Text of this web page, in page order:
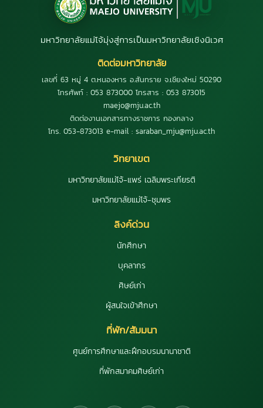
มหาวิทยาลัยแม่โจ้มุ่งสู่การเป็นมหาวิทยาลัยเชิงนิเวศ
ติดต่อมหาวิทยาลัย
เลขที่ 63 หมู่ 4 ต.หนองหาร อ.สันทราย จ.เชียงใหม่ 50290
โทรศัพท์ : 053 873000 โทรสาร : 053 873015
maejo@mju.ac.th
ติดต่องานเอกสารทางราชการ กองกลาง
โทร. 053-873013 e-mail : saraban_mju@mju.ac.th
วิทยาเขต
มหาวิทยาลัยแม่โจ้-แพร่ เฉลิมพระเกียรติ
มหาวิทยาลัยแม่โจ้-ชุมพร
ลิงค์ด่วน
นักศึกษา
บุคลากร
ศิษย์เก่า
ผู้สนใจเข้าศึกษา
ที่พัก/สัมมนา
ศูนย์การศึกษาและฝึกอบรมนานาชาติ
ที่พักสมาคมศิษย์เก่า